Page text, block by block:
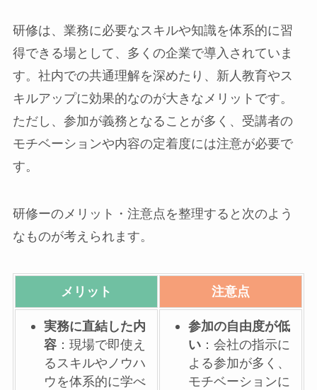
研修は、業務に必要なスキルや知識を体系的に習
得できる場として、多くの企業で導入されていま
す。社内での共通理解を深めたり、新人教育やス
キルアップに効果的なのが大きなメリットです。
ただし、参加が義務となることが多く、受講者の
モチベーションや内容の定着度には注意が必要で
す。
研修ーのメリット・注意点を整理すると次のよう
なものが考えられます。
メリット 注意点
実務に直結した内
容 ：現場で即使え
るスキルやノウハ
ウを体系的に学べ
参加の自由度が低
い ：会社の指示に
よる参加が多く、
モチベーションに